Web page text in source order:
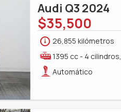
Audi Q3 2024
$35,500
26,855 kilómetros
1395 cc - 4 cilindros,
Automático